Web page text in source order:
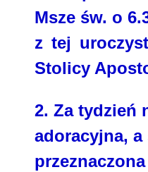
Msze św. o
z tej
Stolicy
2. Za tydzień
adoracyjna, a